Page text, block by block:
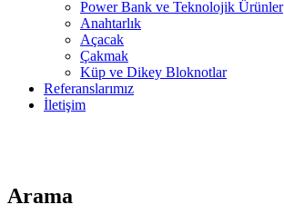
Power Bank ve Teknolojik Ürünler
Anahtarlık
Açacak
Çakmak
Küp ve Dikey Bloknotlar
Referanslarımız
İletişim
Arama